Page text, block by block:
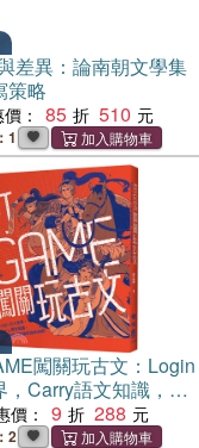
差異：論南朝文學集
策略
： 85 510
1
闖關玩古文：Login
，Carry語文知識，以
解鎖學習新成就！
價： 9 288
2